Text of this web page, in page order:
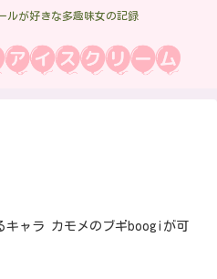
ルが好きな多趣味女の記録
キャラ カモメのブギboogiが可